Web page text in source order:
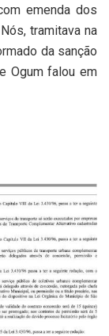
emenda dos
tramitava na
da sanção
Ogum falou em